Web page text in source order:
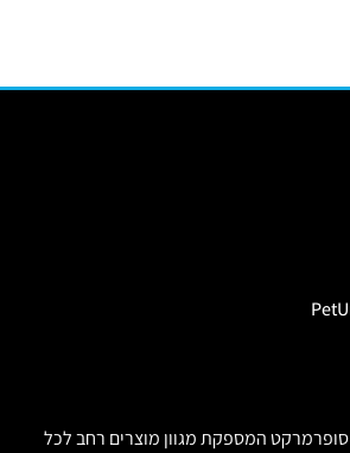
סופרמרקט המספקת מגוון מוצרים רחב לכל